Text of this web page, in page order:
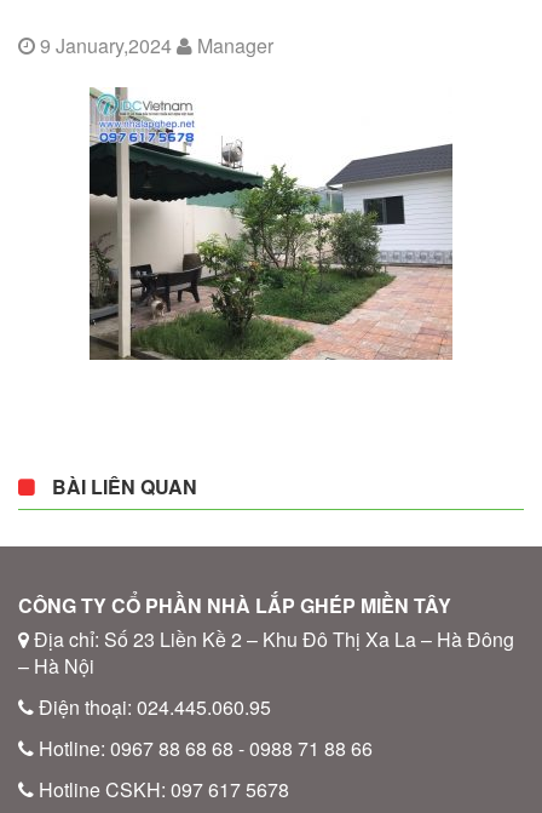
9 January,2024 Manager
BÀI LIÊN QUAN
CÔNG TY CỔ PHẦN NHÀ LẮP GHÉP MIỀN TÂY
Địa chỉ: Số 23 Liền Kề 2 – Khu Đô Thị Xa La – Hà Đông
– Hà Nội
Điện thoại: 024.445.060.95
Hotline: 0967 88 68 68 - 0988 71 88 66
Hotline CSKH: 097 617 5678